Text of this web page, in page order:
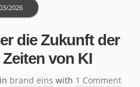
die Zukunft der
von KI
2026
in brand eins with 1 Comment